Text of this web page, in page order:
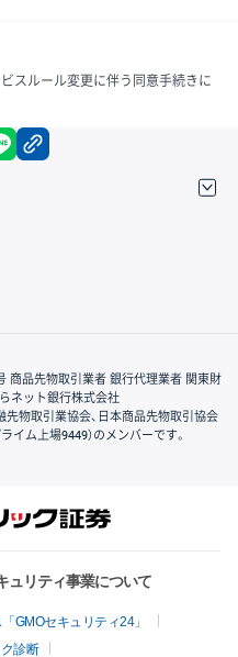
スルール変更に伴う同意手続きに
facebook
商品先物取引業者 銀行代理業者 関東財
らネット銀行株式会社
先物取引業協会、日本商品先物取引協会
イム上場9449）のメンバーです。
ュリティ事業について
GMOセキュリティ24」
診断